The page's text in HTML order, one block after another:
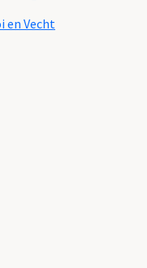
en Vecht